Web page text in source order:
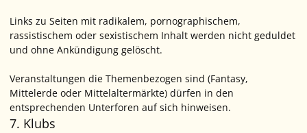
Links zu Seiten mit radikalem, pornographischem,
rassistischem oder sexistischem Inhalt werden nicht geduldet
und ohne Ankündigung gelöscht.
Veranstaltungen die Themenbezogen sind (Fantasy,
Mittelerde oder Mittelaltermärkte) dürfen in den
entsprechenden Unterforen auf sich hinweisen.
7. Klubs